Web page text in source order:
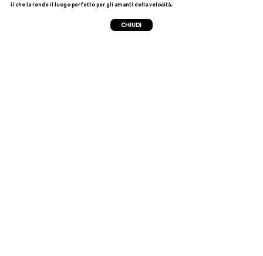
il che la rende il luogo perfetto per gli amanti della velocità.
CHIUDI